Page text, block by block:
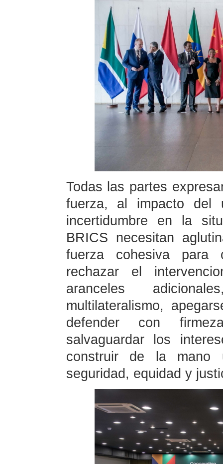
Todas las partes
fuerza, al impacto del
incertidumbre en la
BRICS necesitan
fuerza cohesiva para
rechazar el
aranceles
multilateralismo,
defender con
salvaguardar los
construir de la mano
seguridad, equidad y